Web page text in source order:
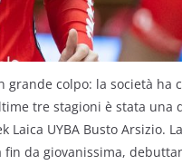
colpo: la società ha
tre stagioni è stata una
UYBA Busto Arsizio.
da giovanissima,